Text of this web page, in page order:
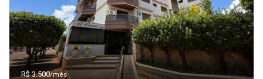
R$ 3.500/mês